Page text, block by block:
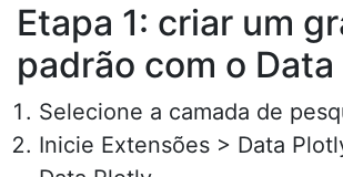
Etapa 1: criar um
padrão com o
Selecione a camada de
Inicie Extensões > Data